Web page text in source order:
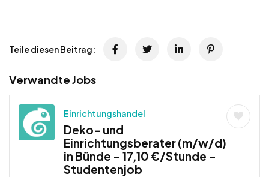
Teile diesen Beitrag:
Verwandte Jobs
Einrichtungshandel
Deko- und
Einrichtungsberater (m/w/d)
in Bünde – 17,10 €/Stunde –
Studentenjob